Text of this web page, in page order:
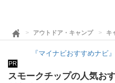
アウトドア・キャンプ キ
『マイナビおすすめナビ
PR
スモークチップの人気お